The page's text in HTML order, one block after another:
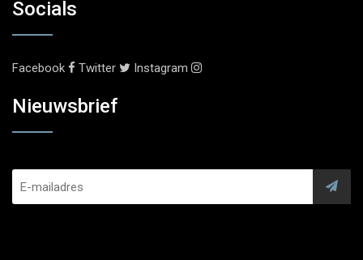
Socials
Facebook Twitter Instagram
Nieuwsbrief